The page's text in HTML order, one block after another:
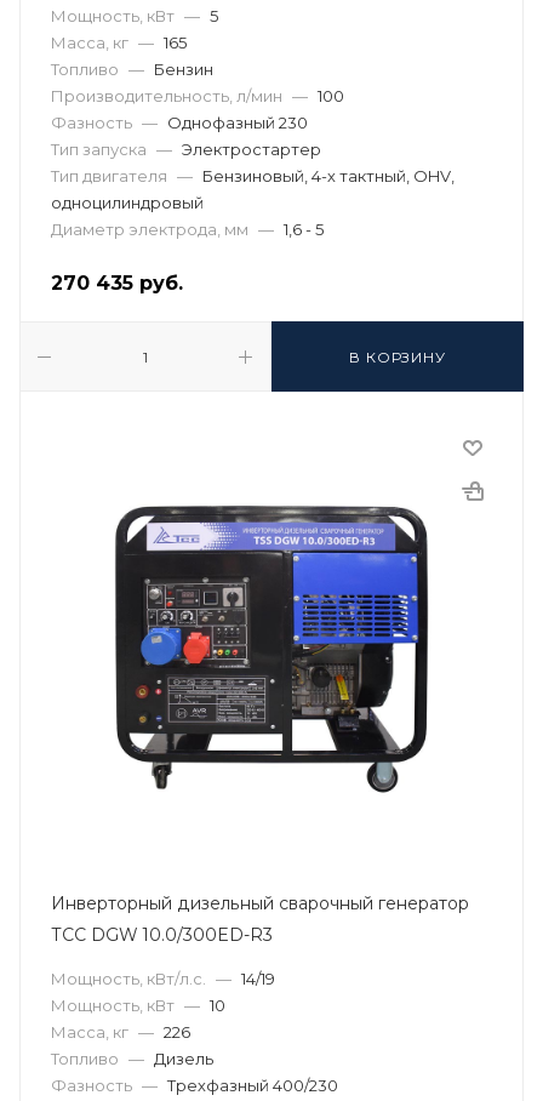
Мощность, кВт — 5
Масса, кг — 165
Топливо — Бензин
Производительность, л/мин — 100
Фазность — Однофазный 230
Тип запуска — Электростартер
Тип двигателя — Бензиновый, 4-х тактный, OHV,
одноцилиндровый
Диаметр электрода, мм — 1,6 - 5
270 435 руб.
В КОРЗИНУ
Инверторный дизельный сварочный генератор
ТСС DGW 10.0/300ED-R3
Мощность, кВт/л.с. — 14/19
Мощность, кВт — 10
Масса, кг — 226
Топливо — Дизель
Фазность — Трехфазный 400/230